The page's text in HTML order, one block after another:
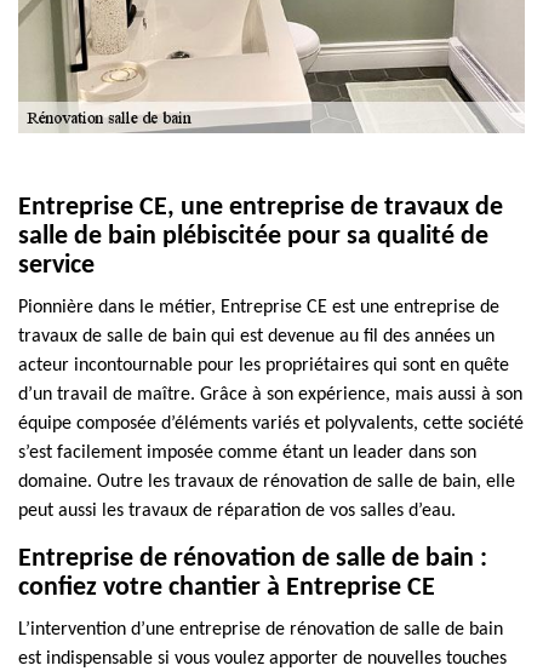
Entreprise CE, une entreprise de travaux de
salle de bain plébiscitée pour sa qualité de
service
Pionnière dans le métier, Entreprise CE est une entreprise de
travaux de salle de bain qui est devenue au fil des années un
acteur incontournable pour les propriétaires qui sont en quête
d’un travail de maître. Grâce à son expérience, mais aussi à son
équipe composée d’éléments variés et polyvalents, cette société
s’est facilement imposée comme étant un leader dans son
domaine. Outre les travaux de rénovation de salle de bain, elle
peut aussi les travaux de réparation de vos salles d’eau.
Entreprise de rénovation de salle de bain :
confiez votre chantier à Entreprise CE
L’intervention d’une entreprise de rénovation de salle de bain
est indispensable si vous voulez apporter de nouvelles touches